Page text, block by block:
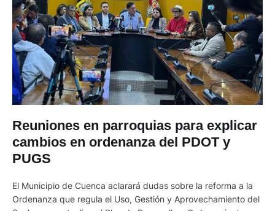
Reuniones en parroquias para explicar
cambios en ordenanza del PDOT y
PUGS
El Municipio de Cuenca aclarará dudas sobre la reforma a la
Ordenanza que regula el Uso, Gestión y Aprovechamiento del